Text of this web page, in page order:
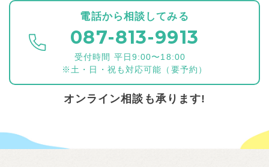
電話から相談してみる
087-813-9913
受付時間 平日9:00〜18:00
※土・日・祝も対応可能（要予約）
オンライン相談も承ります!